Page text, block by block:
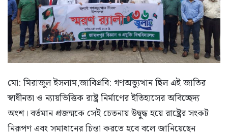
মো: মিরাজুল ইসলাম,জাবিপ্রবি: গণঅভ্যুত্থান ছিল এই জাতির
স্বাধীনতা ও ন্যায়ভিত্তিক রাষ্ট্র নির্মাণের ইতিহাসের অবিচ্ছেদ্য
অংশ। বর্তমান প্রজন্মকে সেই চেতনায় উদ্বুদ্ধ হয়ে রাষ্ট্রের সংকট
নিরূপণ এবং সমাধানের চিন্তা করতে হবে বলে জানিয়েছেন